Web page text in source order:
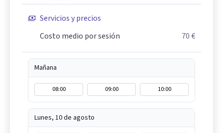
Servicios y precios
Costo medio por sesión
70 €
Mañana
08:00 09:00 10:00
Lunes, 10 de agosto